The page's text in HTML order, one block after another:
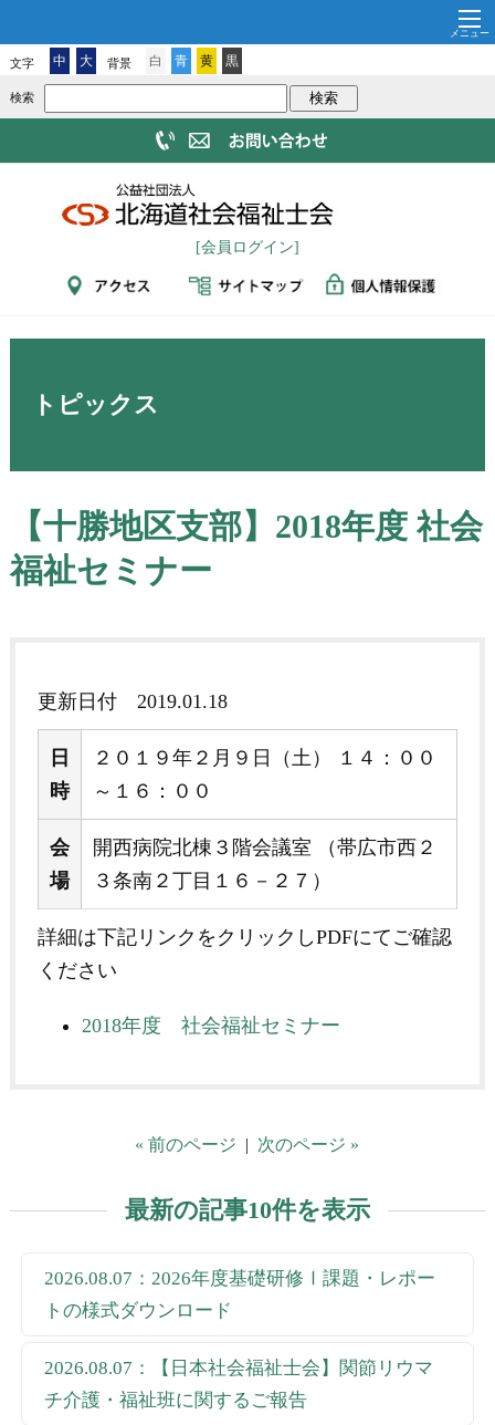
文字 中 大 背景 白 青 黄 黒
検索
[会員ログイン]
トピックス
【十勝地区支部】2018年度 社会
福祉セミナー
更新日付 2019.01.18
日
時
２０１９年２月９日（土） １４：００
～１６：００
会
場
開西病院北棟３階会議室 （帯広市西２
３条南２丁目１６－２７）
詳細は下記リンクをクリックしPDFにてご確認
ください
2018年度 社会福祉セミナー
« 前のページ | 次のページ »
最新の記事10件を表示
2026.08.07：2026年度基礎研修Ⅰ課題・レポー
トの様式ダウンロード
2026.08.07：【日本社会福祉士会】関節リウマ
チ介護・福祉班に関するご報告